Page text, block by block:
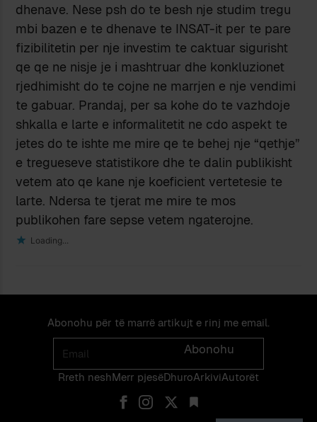
dhenave. Nese psh do te besh nje studim tregu
mbi bazen e te dhenave te INSAT-it per te pare
fizibilitetin per nje investim te caktuar sigurisht
qe qe ne nisje je i mashtruar dhe konkluzionet
rjedhimisht do te cojne ne marrjen e nje vendimi
te gabuar. Prandaj, per sa kohe do te vazhdoje
shkalla e larte e informalitetit ne cdo aspekt te
jetes do te ishte me mire qe te behej nje “qethje”
e tregueseve statistikore dhe te dalin publikisht
vetem ato qe kane nje koeficient vertetesie te
larte. Ndersa te tjerat me mire te mos
publikohen fare sepse vetem ngaterojne.
Loading...
Abonohu për të marrë artikujt e rinj me email.
Email
Abonohu
Rreth neshMerr pjes​​ë​DhuroArkiviAutorët